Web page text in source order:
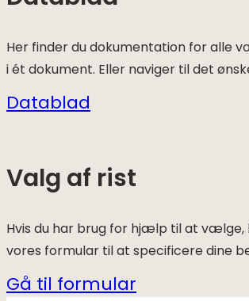
Her finder du dokumentation for alle
i ét dokument. Eller naviger til det
Datablad
Valg af rist
Hvis du har brug for hjælp til at vælge,
vores formular til at specificere dine
Gå til formular